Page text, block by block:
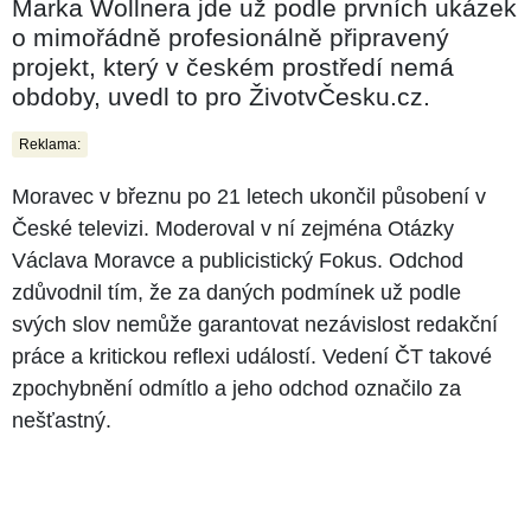
Marka Wollnera jde už podle prvních ukázek
o mimořádně profesionálně připravený
projekt, který v českém prostředí nemá
obdoby, uvedl to pro ŽivotvČesku.cz.
Reklama:
Moravec v březnu po 21 letech ukončil působení v
České televizi. Moderoval v ní zejména Otázky
Václava Moravce a publicistický Fokus. Odchod
zdůvodnil tím, že za daných podmínek už podle
svých slov nemůže garantovat nezávislost redakční
práce a kritickou reflexi událostí. Vedení ČT takové
zpochybnění odmítlo a jeho odchod označilo za
nešťastný.